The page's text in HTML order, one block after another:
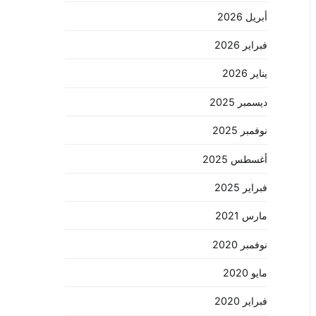
أبريل 2026
فبراير 2026
يناير 2026
ديسمبر 2025
نوفمبر 2025
أغسطس 2025
فبراير 2025
مارس 2021
نوفمبر 2020
مايو 2020
فبراير 2020